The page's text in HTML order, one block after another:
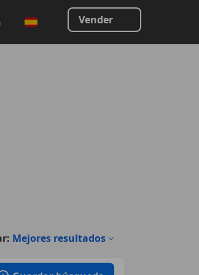
Vender
Mejores resultados